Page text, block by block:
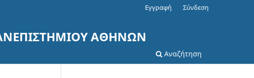
ΑΘΗΝΩΝ
Αναζήτηση
Εγγραφή Σύνδεση